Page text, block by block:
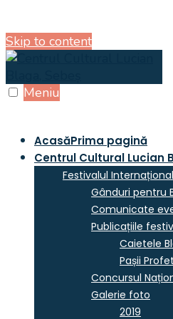
Skip to content
Meniu
AcasăPrima pagină
Centrul Cultural Lucian
Festivalul
Gânduri pentru
Comunicate
Publicațiile
Caietele
Pașii
Concursul
Galerie foto
2019